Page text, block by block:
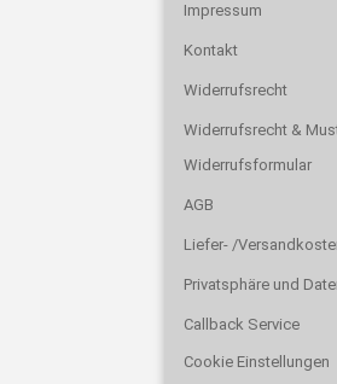
Impressum
Kontakt
Widerrufsrecht
Widerrufsrecht &
Widerrufsformular
AGB
Liefer- /
Privatsphäre und
Callback Service
Cookie Einstellungen